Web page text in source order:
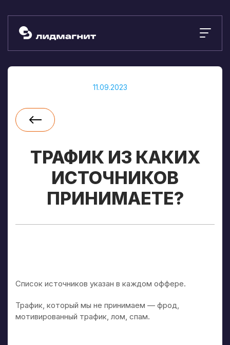
11.09.2023
ТРАФИК ИЗ КАКИХ
ИСТОЧНИКОВ
ПРИНИМАЕТЕ?
Список источников указан в каждом оффере.
Трафик, который мы не принимаем — фрод,
мотивированный трафик, лом, спам.